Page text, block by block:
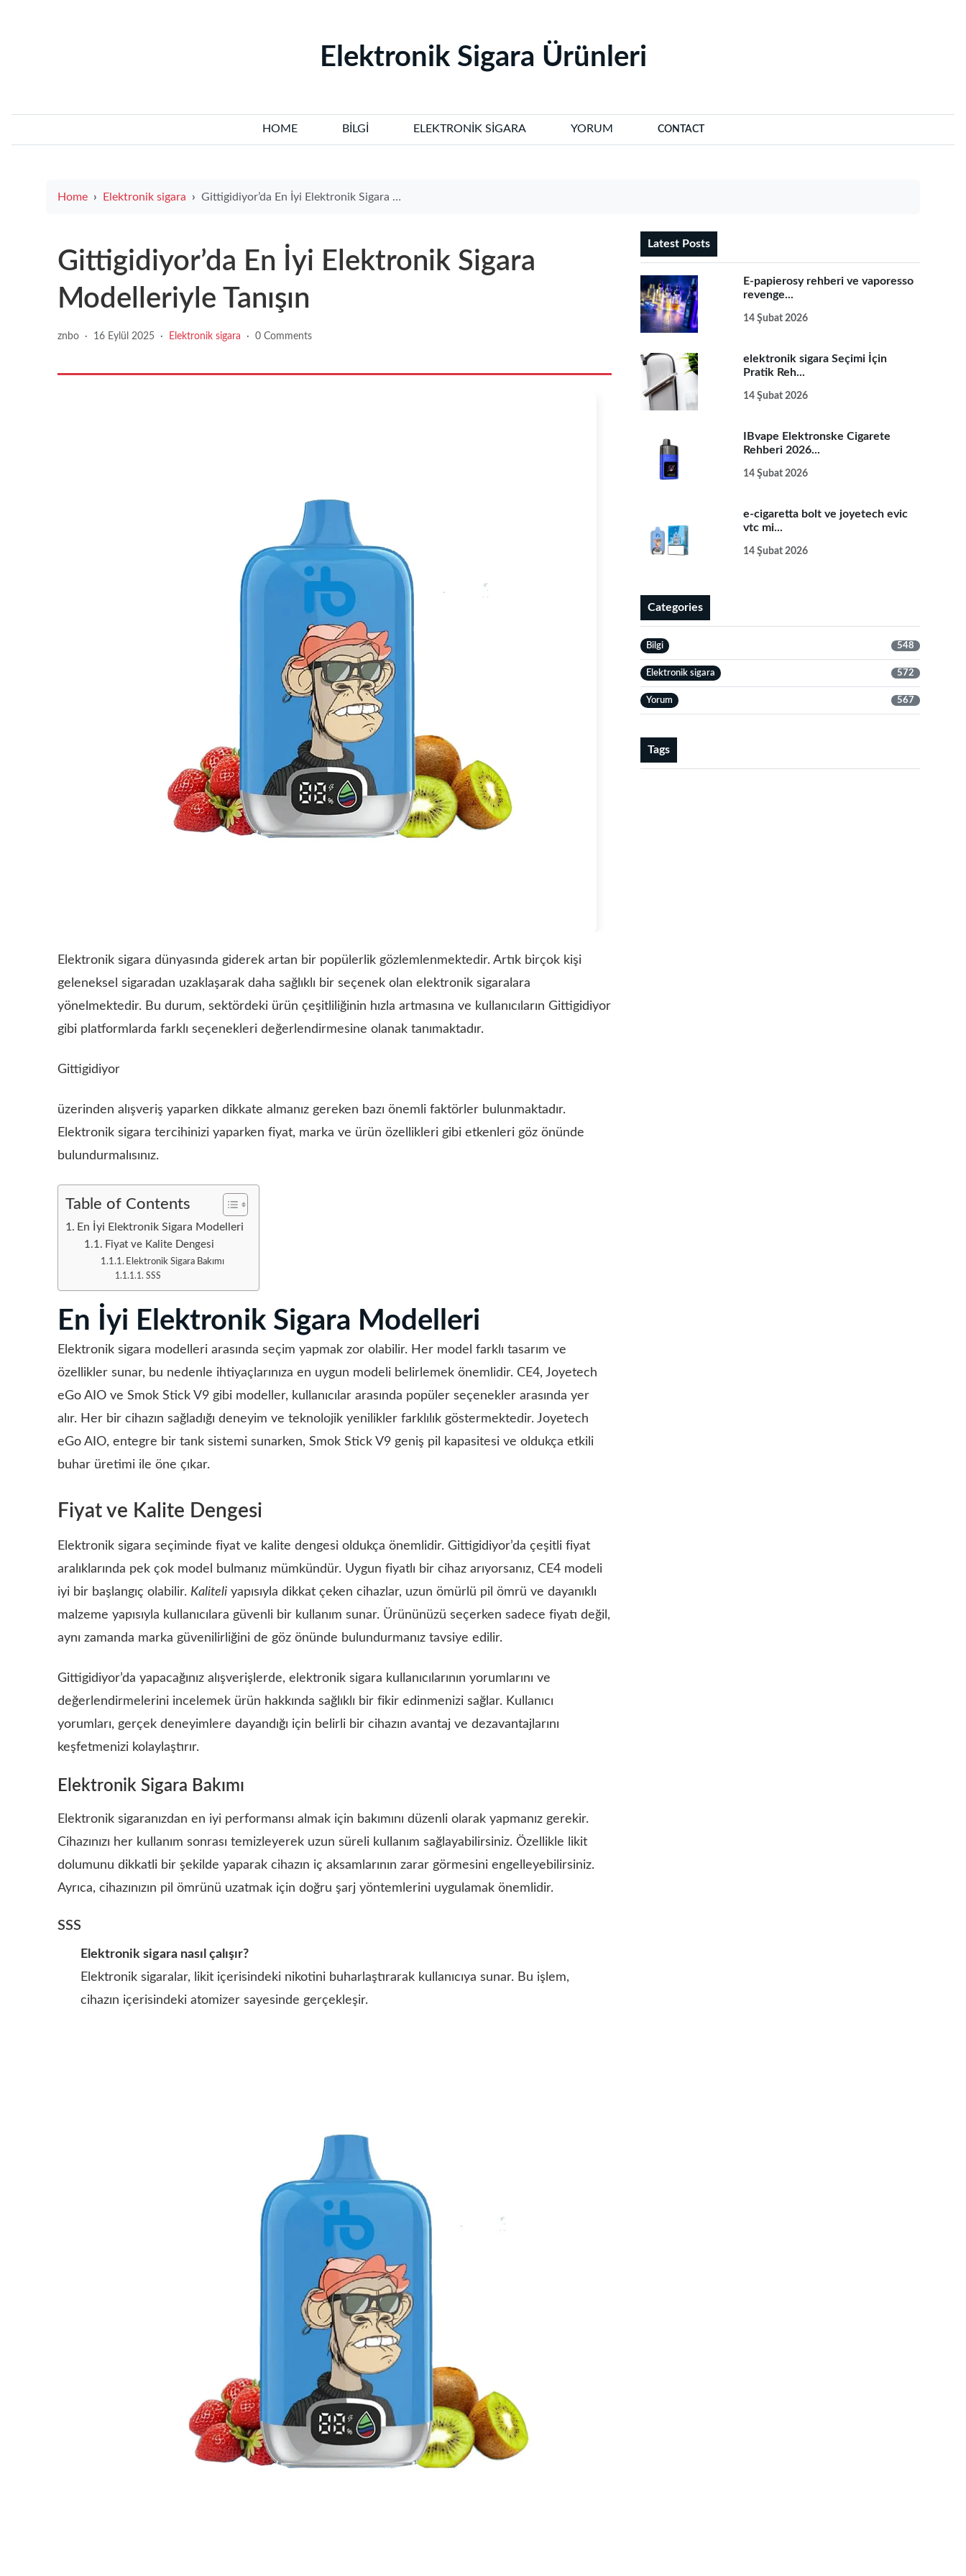
‌Elektronik Sigara Ürünleri‌
HOME BILGI ELEKTRONIK SIGARA YORUM CONTACT
Home Elektronik sigara Gittigidiyor’da En İyi Elektronik Sigara Modelleriyle Tanışın
Gittigidiyor’da En İyi Elektronik Sigara
Modelleriyle Tanışın
znbo · 16 Eylül 2025 · Elektronik sigara · 0 Comments
Elektronik sigara dünyasında giderek artan bir popülerlik gözlemlenmektedir. Artık birçok kişi
geleneksel sigaradan uzaklaşarak daha sağlıklı bir seçenek olan elektronik sigaralara
yönelmektedir. Bu durum, sektördeki ürün çeşitliliğinin hızla artmasına ve kullanıcıların Gittigidiyor
gibi platformlarda farklı seçenekleri değerlendirmesine olanak tanımaktadır.
Gittigidiyor
üzerinden alışveriş yaparken dikkate almanız gereken bazı önemli faktörler bulunmaktadır.
Elektronik sigara tercihinizi yaparken fiyat, marka ve ürün özellikleri gibi etkenleri göz önünde
bulundurmalısınız.
Table of Contents
En İyi Elektronik Sigara Modelleri
Fiyat ve Kalite Dengesi
Elektronik Sigara Bakımı
SSS
En İyi Elektronik Sigara Modelleri
Elektronik sigara modelleri arasında seçim yapmak zor olabilir. Her model farklı tasarım ve
özellikler sunar, bu nedenle ihtiyaçlarınıza en uygun modeli belirlemek önemlidir. CE4, Joyetech
eGo AIO ve Smok Stick V9 gibi modeller, kullanıcılar arasında popüler seçenekler arasında yer
alır. Her bir cihazın sağladığı deneyim ve teknolojik yenilikler farklılık göstermektedir. Joyetech
eGo AIO, entegre bir tank sistemi sunarken, Smok Stick V9 geniş pil kapasitesi ve oldukça etkili
buhar üretimi ile öne çıkar.
Fiyat ve Kalite Dengesi
Elektronik sigara seçiminde fiyat ve kalite dengesi oldukça önemlidir. Gittigidiyor’da çeşitli fiyat
aralıklarında pek çok model bulmanız mümkündür. Uygun fiyatlı bir cihaz arıyorsanız, CE4 modeli
iyi bir başlangıç olabilir. Kaliteli yapısıyla dikkat çeken cihazlar, uzun ömürlü pil ömrü ve dayanıklı
malzeme yapısıyla kullanıcılara güvenli bir kullanım sunar. Ürününüzü seçerken sadece fiyatı değil,
aynı zamanda marka güvenilirliğini de göz önünde bulundurmanız tavsiye edilir.
Gittigidiyor’da yapacağınız alışverişlerde, elektronik sigara kullanıcılarının yorumlarını ve
değerlendirmelerini incelemek ürün hakkında sağlıklı bir fikir edinmenizi sağlar. Kullanıcı
yorumları, gerçek deneyimlere dayandığı için belirli bir cihazın avantaj ve dezavantajlarını
keşfetmenizi kolaylaştırır.
Elektronik Sigara Bakımı
Elektronik sigaranızdan en iyi performansı almak için bakımını düzenli olarak yapmanız gerekir.
Cihazınızı her kullanım sonrası temizleyerek uzun süreli kullanım sağlayabilirsiniz. Özellikle likit
dolumunu dikkatli bir şekilde yaparak cihazın iç aksamlarının zarar görmesini engelleyebilirsiniz.
Ayrıca, cihazınızın pil ömrünü uzatmak için doğru şarj yöntemlerini uygulamak önemlidir.
SSS
Elektronik sigara nasıl çalışır?
Elektronik sigaralar, likit içerisindeki nikotini buharlaştırarak kullanıcıya sunar. Bu işlem,
cihazın içerisindeki atomizer sayesinde gerçekleşir.
Latest Posts
E-papierosy rehberi ve vaporesso
revenge...
14 Şubat 2026
elektronik sigara Seçimi İçin
Pratik Reh...
14 Şubat 2026
IBvape Elektronske Cigarete
Rehberi 2026...
14 Şubat 2026
e-cigaretta bolt ve joyetech evic
vtc mi...
14 Şubat 2026
Categories
Bilgi 548
Elektronik sigara 572
Yorum 567
Tags